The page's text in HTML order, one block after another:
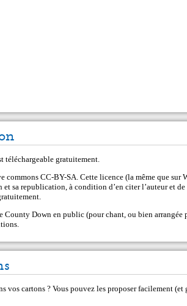
téléchargeable gratuitement.
commons CC-BY-SA. Cette licence (la même que sur
sa republication, à condition d’en citer l’auteur et
County Down en public (pour chant, ou bien arrangée
vos cartons ? Vous pouvez les proposer facilement